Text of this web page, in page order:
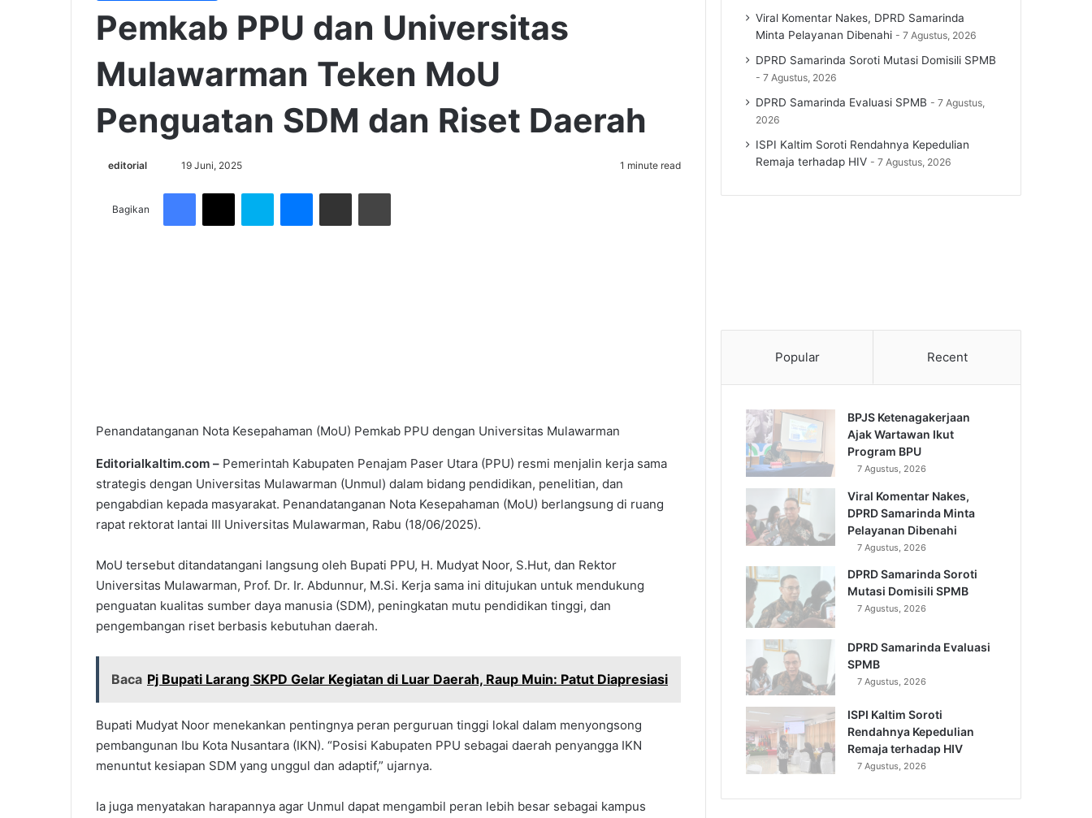
Pemkab PPU dan Universitas
Mulawarman Teken MoU
Penguatan SDM dan Riset Daerah
editorial
Send19 Juni, 2025 1 minute read
Bagikan
Facebook
X Skype Messenger
Share via Email Cetak
Penandatanganan Nota Kesepahaman (MoU) Pemkab PPU dengan Universitas Mulawarman
Editorialkaltim.com – Pemerintah Kabupaten Penajam Paser Utara (PPU) resmi menjalin kerja sama
strategis dengan Universitas Mulawarman (Unmul) dalam bidang pendidikan, penelitian, dan
pengabdian kepada masyarakat. Penandatanganan Nota Kesepahaman (MoU) berlangsung di ruang
rapat rektorat lantai III Universitas Mulawarman, Rabu (18/06/2025).
MoU tersebut ditandatangani langsung oleh Bupati PPU, H. Mudyat Noor, S.Hut, dan Rektor
Universitas Mulawarman, Prof. Dr. Ir. Abdunnur, M.Si. Kerja sama ini ditujukan untuk mendukung
penguatan kualitas sumber daya manusia (SDM), peningkatan mutu pendidikan tinggi, dan
pengembangan riset berbasis kebutuhan daerah.
Baca Pj Bupati Larang SKPD Gelar Kegiatan di Luar Daerah, Raup Muin: Patut Diapresiasi
Bupati Mudyat Noor menekankan pentingnya peran perguruan tinggi lokal dalam menyongsong
pembangunan Ibu Kota Nusantara (IKN). “Posisi Kabupaten PPU sebagai daerah penyangga IKN
menuntut kesiapan SDM yang unggul dan adaptif,” ujarnya.
Ia juga menyatakan harapannya agar Unmul dapat mengambil peran lebih besar sebagai kampus
Viral Komentar Nakes, DPRD Samarinda
Minta Pelayanan Dibenahi
7 Agustus, 2026
DPRD Samarinda Soroti Mutasi Domisili SPMB
7 Agustus, 2026
DPRD Samarinda Evaluasi SPMB
7 Agustus,
2026
ISPI Kaltim Soroti Rendahnya Kepedulian
Remaja terhadap HIV
7 Agustus, 2026
Popular Recent
BPJS Ketenagakerjaan
Ajak Wartawan Ikut
Program BPU
7 Agustus, 2026
Viral Komentar Nakes,
DPRD Samarinda Minta
Pelayanan Dibenahi
7 Agustus, 2026
DPRD Samarinda Soroti
Mutasi Domisili SPMB
7 Agustus, 2026
DPRD Samarinda Evaluasi
SPMB
7 Agustus, 2026
ISPI Kaltim Soroti
Rendahnya Kepedulian
Remaja terhadap HIV
7 Agustus, 2026